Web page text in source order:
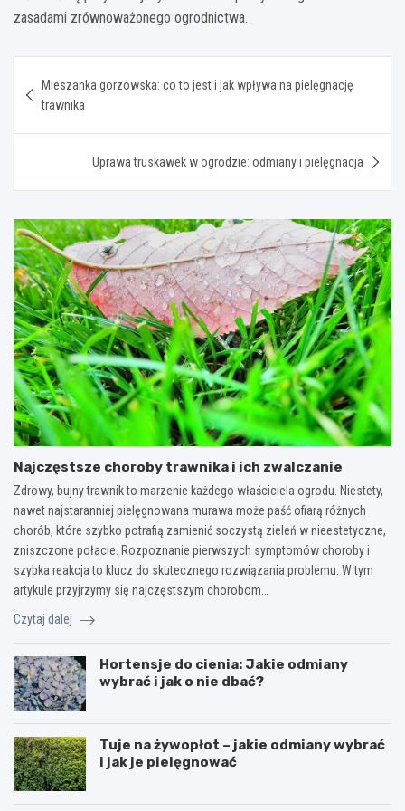
zasadami zrównoważonego ogrodnictwa.
wpisu
Mieszanka gorzowska: co to jest i jak wpływa na pielęgnację
trawnika
Uprawa truskawek w ogrodzie: odmiany i pielęgnacja
Najczęstsze choroby trawnika i ich zwalczanie
Zdrowy, bujny trawnik to marzenie każdego właściciela ogrodu. Niestety,
nawet najstaranniej pielęgnowana murawa może paść ofiarą różnych
chorób, które szybko potrafią zamienić soczystą zieleń w nieestetyczne,
zniszczone połacie. Rozpoznanie pierwszych symptomów choroby i
szybka reakcja to klucz do skutecznego rozwiązania problemu. W tym
artykule przyjrzymy się najczęstszym chorobom…
Czytaj dalej
Hortensje do cienia: Jakie odmiany
wybrać i jak o nie dbać?
Tuje na żywopłot – jakie odmiany wybrać
i jak je pielęgnować